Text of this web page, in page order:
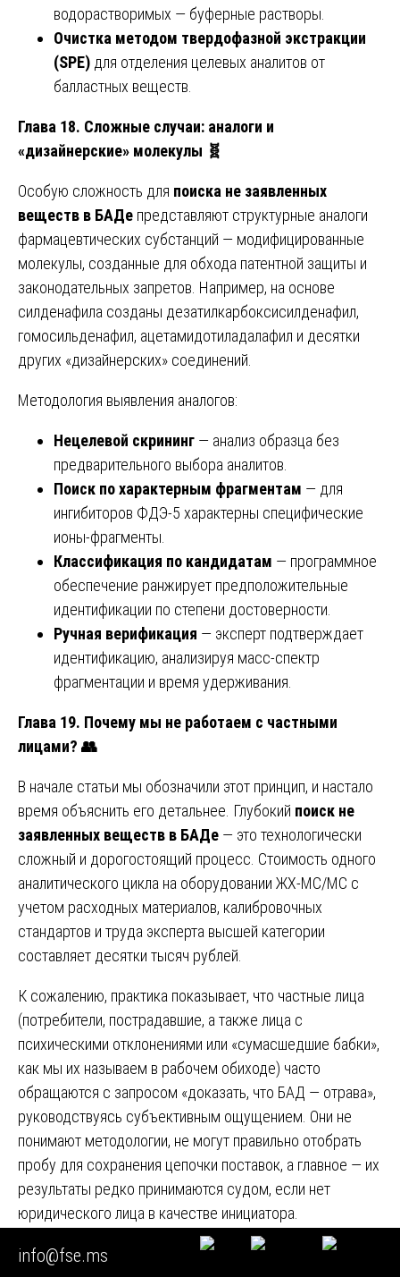
водорастворимых — буферные растворы.
Очистка методом твердофазной экстракции
(SPE) для отделения целевых аналитов от
балластных веществ.
Глава 18. Сложные случаи: аналоги и
«дизайнерские» молекулы 🧬
Особую сложность для поиска не заявленных
веществ в БАДе представляют структурные аналоги
фармацевтических субстанций — модифицированные
молекулы, созданные для обхода патентной защиты и
законодательных запретов. Например, на основе
силденафила созданы дезатилкарбоксисилденафил,
гомосильденафил, ацетамидотиладалафил и десятки
других «дизайнерских» соединений.
Методология выявления аналогов:
Нецелевой скрининг — анализ образца без
предварительного выбора аналитов.
Поиск по характерным фрагментам — для
ингибиторов ФДЭ-5 характерны специфические
ионы-фрагменты.
Классификация по кандидатам — программное
обеспечение ранжирует предположительные
идентификации по степени достоверности.
Ручная верификация — эксперт подтверждает
идентификацию, анализируя масс-спектр
фрагментации и время удерживания.
Глава 19. Почему мы не работаем с частными
лицами? 👥
В начале статьи мы обозначили этот принцип, и настало
время объяснить его детальнее. Глубокий поиск не
заявленных веществ в БАДе — это технологически
сложный и дорогостоящий процесс. Стоимость одного
аналитического цикла на оборудовании ЖХ-МС/МС с
учетом расходных материалов, калибровочных
стандартов и труда эксперта высшей категории
составляет десятки тысяч рублей.
К сожалению, практика показывает, что частные лица
(потребители, пострадавшие, а также лица с
психическими отклонениями или «сумасшедшие бабки»,
как мы их называем в рабочем обиходе) часто
обращаются с запросом «доказать, что БАД — отрава»,
руководствуясь субъективным ощущением. Они не
понимают методологии, не могут правильно отобрать
пробу для сохранения цепочки поставок, а главное — их
результаты редко принимаются судом, если нет
юридического лица в качестве инициатора.
Мы оказываем услуги корпоративному сектору и
info@fse.ms